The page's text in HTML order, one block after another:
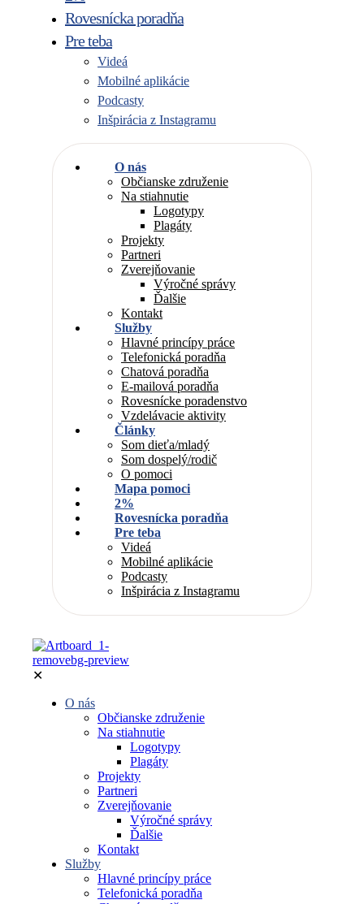
Rovesnícka poradňa
Pre teba
Videá
Mobilné aplikácie
Podcasty
Inšpirácia z Instagramu
O nás
Občianske združenie
Na stiahnutie
Logotypy
Plagáty
Projekty
Partneri
Zverejňovanie
Výročné správy
Ďalšie
Kontakt
Služby
Hlavné princípy práce
Telefonická poradňa
Chatová poradňa
E-mailová poradňa
Rovesnícke poradenstvo
Vzdelávacie aktivity
Články
Som dieťa/mladý
Som dospelý/rodič
O pomoci
Mapa pomoci
2%
Rovesnícka poradňa
Pre teba
Videá
Mobilné aplikácie
Podcasty
Inšpirácia z Instagramu
✕
O nás
Občianske združenie
Na stiahnutie
Logotypy
Plagáty
Projekty
Partneri
Zverejňovanie
Výročné správy
Ďalšie
Kontakt
Služby
Hlavné princípy práce
Telefonická poradňa